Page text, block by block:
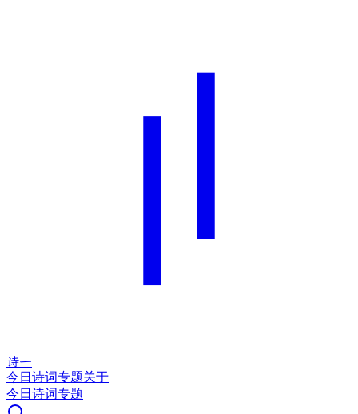
诗一
今日 诗词专题关于
今日 诗词专题